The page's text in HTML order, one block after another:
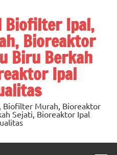
Biofilter Ipal,
Bioreaktor
Biru Berkah
Ipal
Murah, Bioreaktor
Sejati, Bioreaktor Ipal